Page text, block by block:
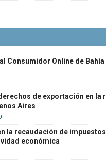
Consumidor Online de
de exportación en la
Aires
la recaudación de
económica